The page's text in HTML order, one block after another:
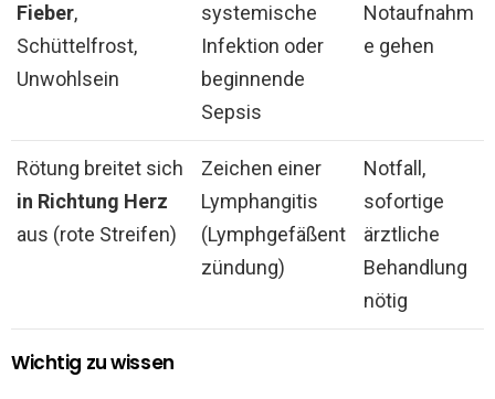
Fieber,
Schüttelfrost,
Unwohlsein
systemische
Infektion oder
beginnende
Sepsis
Notaufnahm
e gehen
Rötung breitet sich
in Richtung Herz
aus (rote Streifen)
Zeichen einer
Lymphangitis
(Lymphgefäßent
zündung)
Notfall,
sofortige
ärztliche
Behandlung
nötig
Wichtig zu wissen